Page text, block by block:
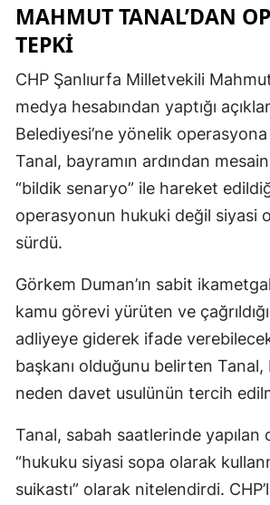
MAHMUT TANAL’DAN
TEPKI
CHP Şanlıurfa Milletvekili
medya hesabından yaptığı
Belediyesi’ne yönelik
Tanal, bayramın ardından
“bildik senaryo” ile hareket
operasyonun hukuki değil siyasi
sürdü.
Görkem Duman’ın sabit
kamu görevi yürüten ve
adliyeye giderek ifade
başkanı olduğunu belirten Tanal,
neden davet usulünün tercih
Tanal, sabah saatlerinde yapılan
“hukuku siyasi sopa olarak
suikastı” olarak nitelendirdi.